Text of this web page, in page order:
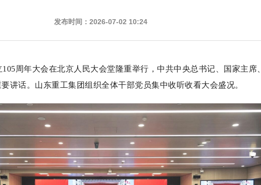
发布时间：2026-07-02 10:24
周年大会在北京人民大会堂隆重举行，中共中央总书记、国家主席
讲话。山东重工集团组织全体干部党员集中收听收看大会盛况。